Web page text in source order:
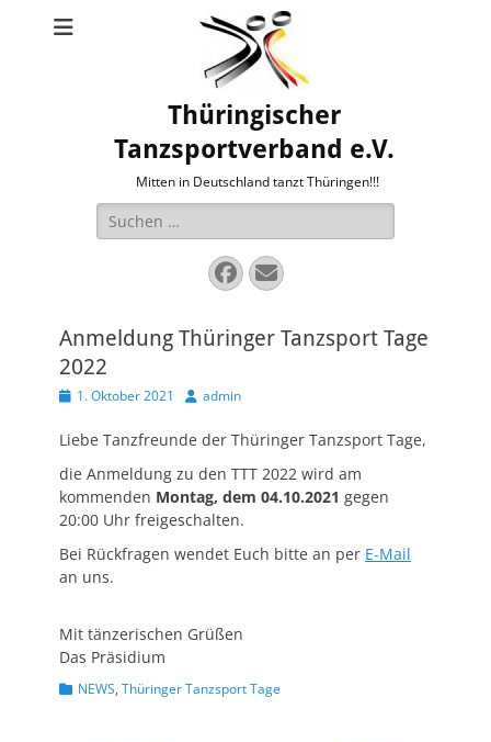
Thüringischer
Tanzsportverband e.V.
Mitten in Deutschland tanzt Thüringen!!!
Suche
nach:
Facebook
E-
Mail
Anmeldung Thüringer Tanzsport Tage
2022
Veröffentlicht
1. Oktober 2021 Autoradmin
Liebe Tanzfreunde der Thüringer Tanzsport Tage,
die Anmeldung zu den TTT 2022 wird am
kommenden Montag, dem 04.10.2021 gegen
20:00 Uhr freigeschalten.
Bei Rückfragen wendet Euch bitte an per E-Mail
an uns.
Mit tänzerischen Grüßen
Das Präsidium
Kategorien
NEWS, Thüringer Tanzsport Tage